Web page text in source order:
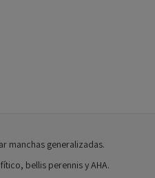
manchas generalizadas.
bellis perennis y AHA.